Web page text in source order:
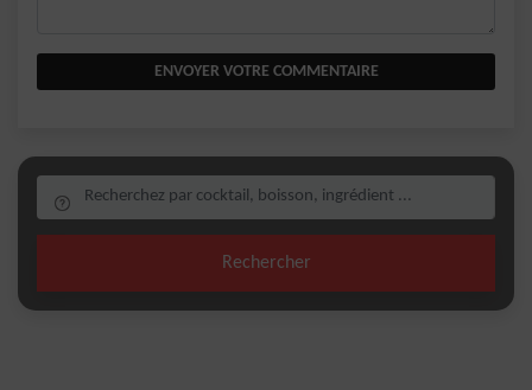
ENVOYER VOTRE COMMENTAIRE
Rechercher